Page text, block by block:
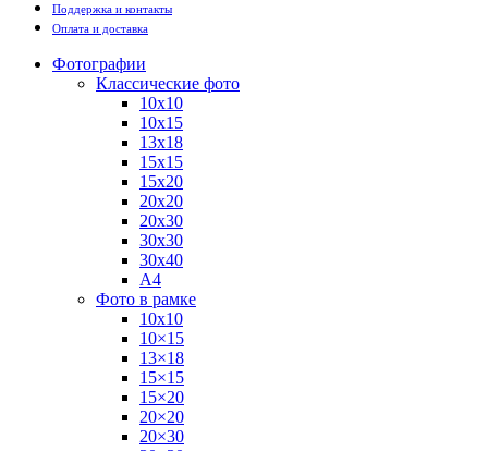
Поддержка и контакты
Оплата и доставка
Фотографии
Классические фото
10х10
10х15
13х18
15х15
15х20
20х20
20х30
30х30
30х40
А4
Фото в рамке
10х10
10×15
13×18
15×15
15×20
20×20
20×30